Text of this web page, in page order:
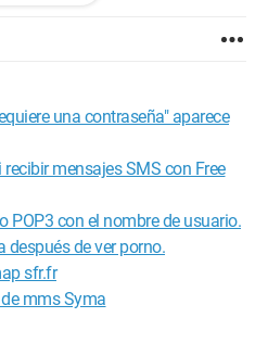
mal?
sería un placer.
una contraseña" aparece
mensajes SMS con Free
POP3 con el nombre de usuario.
después de ver porno.
sfr.fr
mms Syma